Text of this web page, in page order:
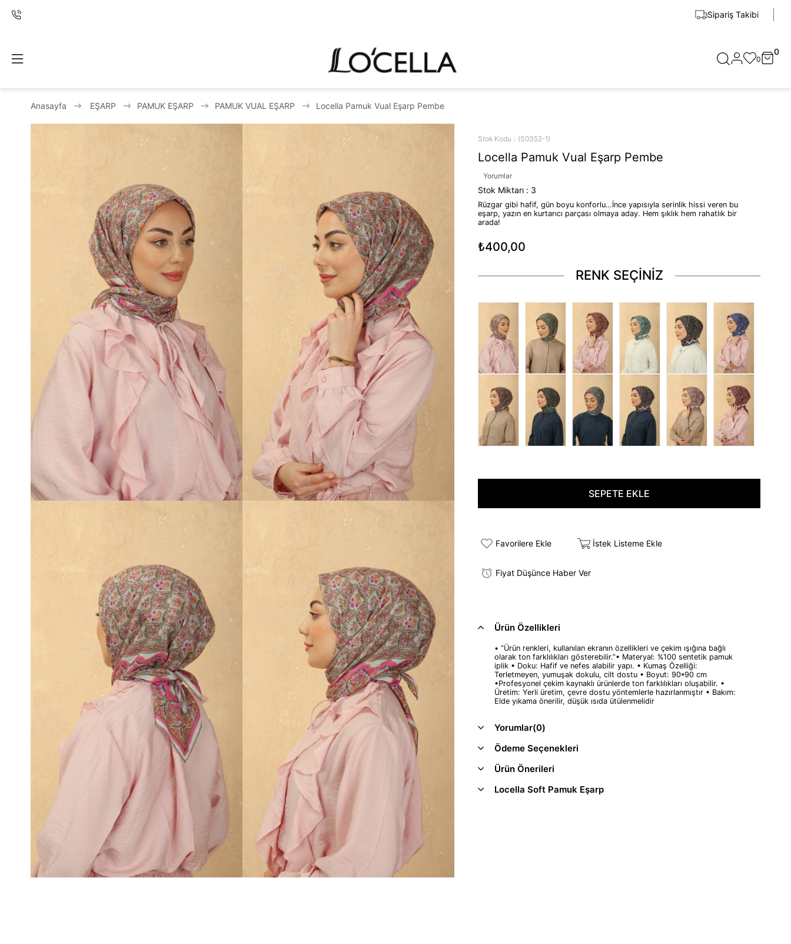
Sipariş Takibi
0
0
Anasayfa EŞARP PAMUK EŞARP PAMUK VUAL EŞARP Locella Pamuk Vual Eşarp Pembe
Stok Kodu (S0352-1)
Locella Pamuk Vual Eşarp Pembe
Yorumlar
Stok Miktarı : 3
Rüzgar gibi hafif, gün boyu konforlu…İnce yapısıyla serinlik hissi veren bu
eşarp, yazın en kurtarıcı parçası olmaya aday. Hem şıklık hem rahatlık bir
arada!
₺400,00
RENK SEÇİNİZ
Favorilere Ekle İstek Listeme Ekle
Fiyat Düşünce Haber Ver
Ürün Özellikleri
• “Ürün renkleri, kullanılan ekranın özellikleri ve çekim ışığına bağlı
olarak ton farklılıkları gösterebilir.”• Materyal: %100 sentetik pamuk
iplik • Doku: Hafif ve nefes alabilir yapı. • Kumaş Özelliği:
Terletmeyen, yumuşak dokulu, cilt dostu • Boyut: 90*90 cm
•Profesyonel çekim kaynaklı ürünlerde ton farklılıkları oluşabilir. •
Üretim: Yerli üretim, çevre dostu yöntemlerle hazırlanmıştır • Bakım:
Elde yıkama önerilir, düşük ısıda ütülenmelidir
Yorumlar(0)
Ödeme Seçenekleri
Ürün Önerileri
Locella Soft Pamuk Eşarp